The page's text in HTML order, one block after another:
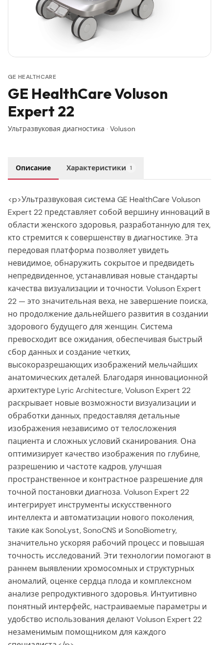
GE HEALTHCARE
GE HealthCare Voluson
Expert 22
Ультразвуковая диагностика · Voluson
Описание Характеристики 1
<p>Ультразвуковая система GE HealthCare Voluson
Expert 22 представляет собой вершину инноваций в
области женского здоровья, разработанную для тех,
кто стремится к совершенству в диагностике. Эта
передовая платформа позволяет увидеть
невидимое, обнаружить сокрытое и предвидеть
непредвиденное, устанавливая новые стандарты
качества визуализации и точности. Voluson Expert
22 — это значительная веха, не завершение поиска,
но продолжение дальнейшего развития в создании
здорового будущего для женщин. Система
превосходит все ожидания, обеспечивая быстрый
сбор данных и создание четких,
высокоразрешающих изображений мельчайших
анатомических деталей. Благодаря инновационной
архитектуре Lyric Architecture, Voluson Expert 22
раскрывает новые возможности визуализации и
обработки данных, предоставляя детальные
изображения независимо от телосложения
пациента и сложных условий сканирования. Она
оптимизирует качество изображения по глубине,
разрешению и частоте кадров, улучшая
пространственное и контрастное разрешение для
точной постановки диагноза. Voluson Expert 22
интегрирует инструменты искусственного
интеллекта и автоматизации нового поколения,
такие как SonoLyst, SonoCNS и SonoBiometry,
значительно ускоряя рабочий процесс и повышая
точность исследований. Эти технологии помогают в
раннем выявлении хромосомных и структурных
аномалий, оценке сердца плода и комплексном
анализе репродуктивного здоровья. Интуитивно
понятный интерфейс, настраиваемые параметры и
удобство использования делают Voluson Expert 22
незаменимым помощником для каждого